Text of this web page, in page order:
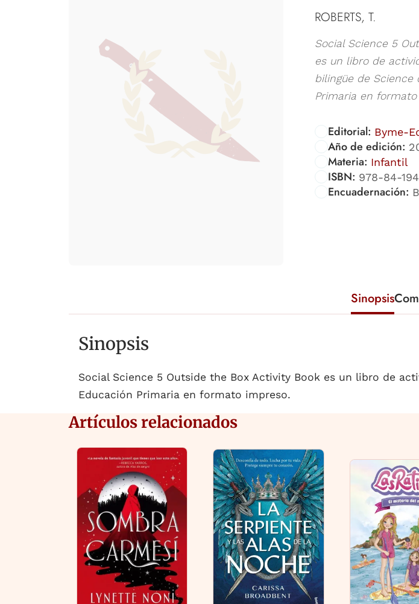
ROBERTS, T.
Social Science 5
es un libro de
bilingüe de Science
Primaria en formato
Editorial: Byme-
Año de edición:
Materia: Infantil
ISBN: 978-84-
Encuadernación:
Sinopsis
Sinopsis
Social Science 5 Outside the Box Activity Book es un libro de
Educación Primaria en formato impreso.
Artículos relacionados